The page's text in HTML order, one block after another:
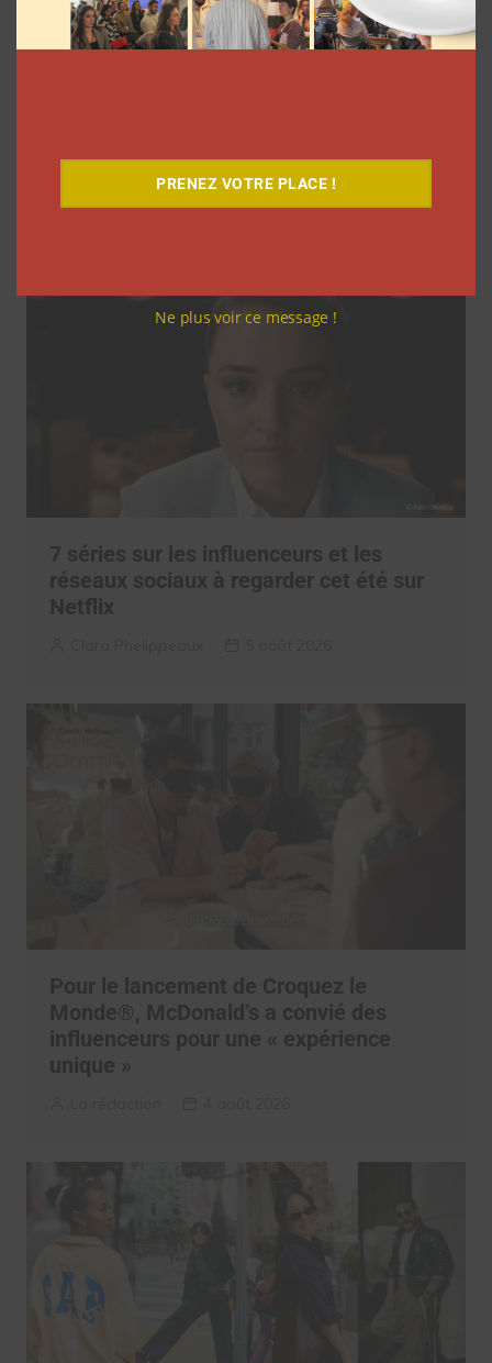
Clara Phelippeaux 6 août 2026
7 séries sur les influenceurs et les
réseaux sociaux à regarder cet été sur
Netflix
Pour le lancement de Croquez le
Monde®, McDonald’s a convié des
influenceurs pour une « expérience
unique »
PRENEZ VOTRE PLACE !
Ne plus voir ce message !